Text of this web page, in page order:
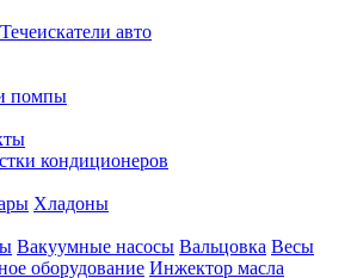
Течеискатели авто
помпы
кондиционеров
Хладоны
Вакуумные насосы Вальцовка Весы
оборудование Инжектор масла